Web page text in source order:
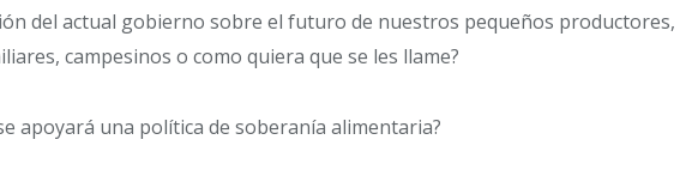
del actual gobierno sobre el futuro de nuestros pequeños productores,
campesinos o como quiera que se les llame?
apoyará una política de soberanía alimentaria?